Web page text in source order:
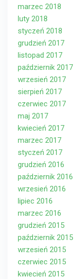
marzec 2018
luty 2018
styczeń 2018
grudzień 2017
listopad 2017
październik 2017
wrzesień 2017
sierpień 2017
czerwiec 2017
maj 2017
kwiecień 2017
marzec 2017
styczeń 2017
grudzień 2016
październik 2016
wrzesień 2016
lipiec 2016
marzec 2016
grudzień 2015
październik 2015
wrzesień 2015
czerwiec 2015
kwiecień 2015